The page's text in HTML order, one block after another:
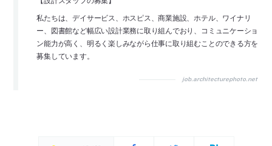
私たちは、デイサービス、ホスピス、商業施設、ホテル、ワイナリ
ー、図書館など幅広い設計業務に取り組んでおり、コミュニケーショ
ン能力が高く、明るく楽しみながら仕事に取り組むことのできる方を
募集しています。
job.architecturephoto.net